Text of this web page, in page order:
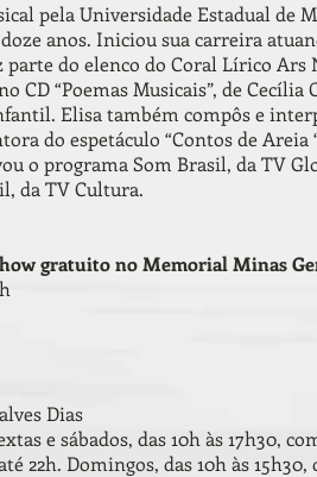
pela Universidade Estadual de
anos. Iniciou sua carreira
do elenco do Coral Lírico Ars
CD “Poemas Musicais”, de
Elisa também compôs e
do espetáculo “Contos de
o programa Som Brasil, da TV
da TV Cultura.
gratuito no Memorial Minas
Dias
e sábados, das 10h às 17h30,
22h. Domingos, das 10h às